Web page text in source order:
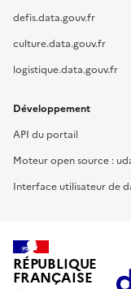
defis.data.gouv.fr
culture.data.gouv.fr
logistique.data.gouv.fr
Développement
API du portail
Moteur open source :
Interface utilisateur de
RÉPUBLIQUE
FRANÇAISE